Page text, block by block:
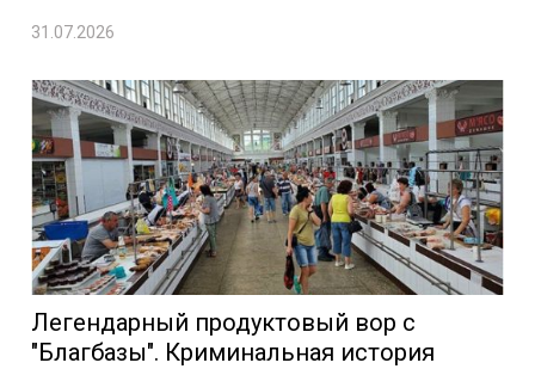
31.07.2026
Легендарный продуктовый вор с
"Благбазы". Криминальная история